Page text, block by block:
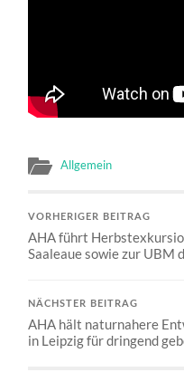
Allgemein
VORHERIGER BEITRAG
AHA führt
Saaleaue sowie zur UBM
NÄCHSTER BEITRAG
AHA hält naturnahere
in Leipzig für dringend